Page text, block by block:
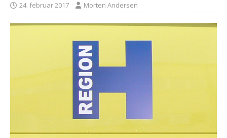
24. februar 2017 Morten Andersen